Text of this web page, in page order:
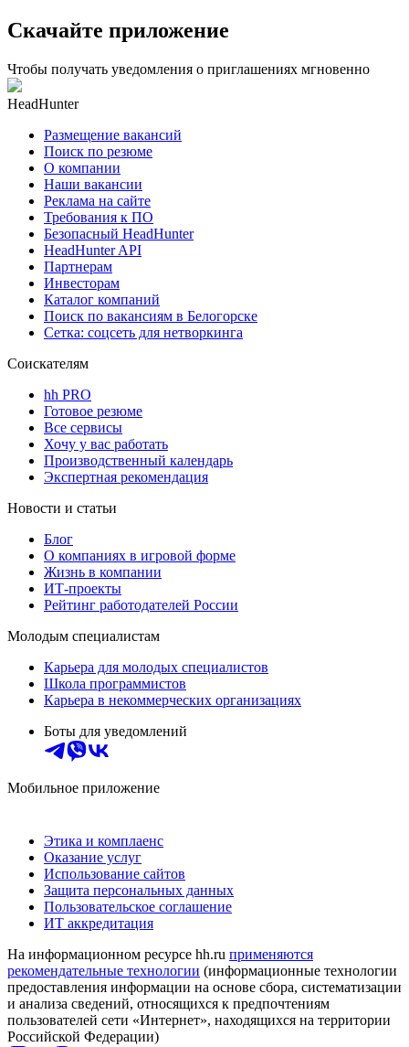
Скачайте приложение
Чтобы получать уведомления о приглашениях мгновенно
HeadHunter
Размещение вакансий
Поиск по резюме
О компании
Наши вакансии
Реклама на сайте
Требования к ПО
Безопасный HeadHunter
HeadHunter API
Партнерам
Инвесторам
Каталог компаний
Поиск по вакансиям в Белогорске
Сетка: соцсеть для нетворкинга
Соискателям
hh PRO
Готовое резюме
Все сервисы
Хочу у вас работать
Производственный календарь
Экспертная рекомендация
Новости и статьи
Блог
О компаниях в игровой форме
Жизнь в компании
ИТ-проекты
Рейтинг работодателей России
Молодым специалистам
Карьера для молодых специалистов
Школа программистов
Карьера в некоммерческих организациях
Боты для уведомлений
Мобильное приложение
Этика и комплаенс
Оказание услуг
Использование сайтов
Защита персональных данных
Пользовательское соглашение
ИТ аккредитация
На информационном ресурсе hh.ru применяются
рекомендательные технологии (информационные технологии
предоставления информации на основе сбора, систематизации
и анализа сведений, относящихся к предпочтениям
пользователей сети «Интернет», находящихся на территории
Российской Федерации)